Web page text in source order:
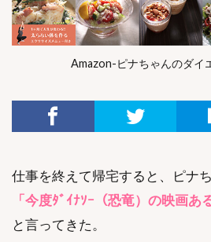
Amazon-ピナちゃんのダイ
仕事を終えて帰宅すると、ピナ
「今度ﾀﾞｲﾅｿｰ（恐竜）の映画あ
と言ってきた。